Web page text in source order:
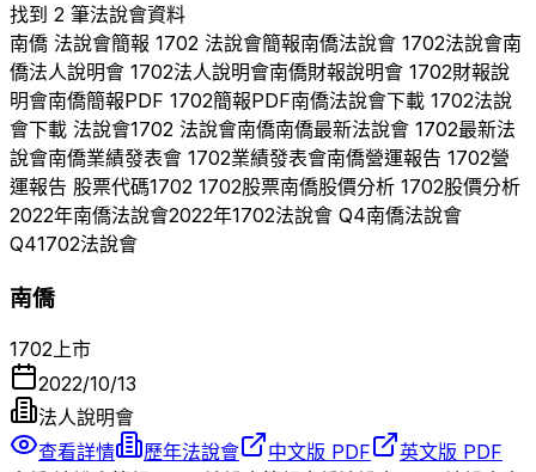
找到 2 筆法說會資料
南僑 法說會簡報 1702 法說會簡報南僑法說會 1702法說會南
僑法人說明會 1702法人說明會南僑財報說明會 1702財報說
明會南僑簡報PDF 1702簡報PDF南僑法說會下載 1702法說
會下載 法說會1702 法說會南僑南僑最新法說會 1702最新法
說會南僑業績發表會 1702業績發表會南僑營運報告 1702營
運報告 股票代碼1702 1702股票南僑股價分析 1702股價分析
2022年南僑法說會2022年1702法說會 Q4南僑法說會
Q41702法說會
南僑
1702上市
2022/10/13
法人說明會
查看詳情
歷年法說會 中文版 PDF
英文版 PDF